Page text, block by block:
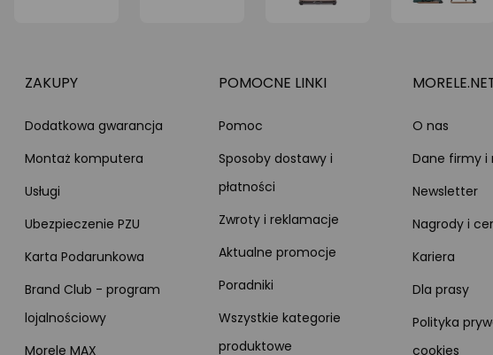
ZAKUPY
Dodatkowa gwarancja
Montaż komputera
Usługi
Ubezpieczenie PZU
Karta Podarunkowa
Brand Club - program
lojalnościowy
Morele MAX
POMOCNE LINKI
Pomoc
Sposoby dostawy i
płatności
Zwroty i reklamacje
Aktualne promocje
Poradniki
Wszystkie kategorie
produktowe
O nas
Dane firmy i
Newsletter
Nagrody i
Kariera
Dla prasy
Polityka
cookies